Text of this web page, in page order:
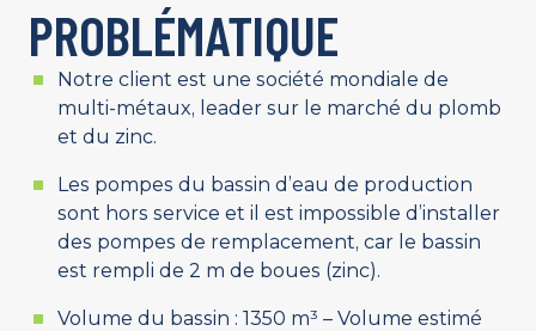
PROBLÉMATIQUE
Notre client est une société mondiale de
multi-métaux, leader sur le marché du plomb
et du zinc.
Les pompes du bassin d’eau de production
sont hors service et il est impossible d’installer
des pompes de remplacement, car le bassin
est rempli de 2 m de boues (zinc).
Volume du bassin : 1350 m³ – Volume estimé